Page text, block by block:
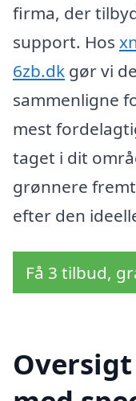
firma, der
support. Hos
6zb.dk gør vi
sammenligne
mest
taget i dit
grønnere
efter den
Få 3 tilbud,